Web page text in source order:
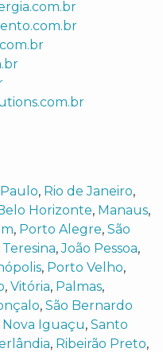
, Rio de Janeiro,
Horizonte, Manaus,
, Porto Alegre, São
Teresina,João Pessoa,
, Porto Velho,
, Vitória, Palmas,
, São Bernardo
Nova Iguaçu, Santo
, Ribeirão Preto,